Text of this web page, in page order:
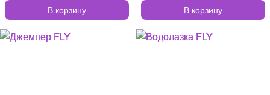
В корзину В корзину